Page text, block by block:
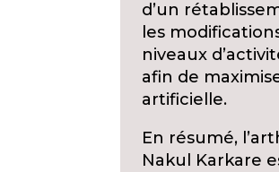
d’un
les
niveaux
afin de
artificielle.
En résumé,
Nakul Karkare